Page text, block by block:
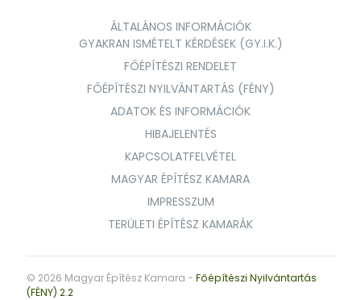
ÁLTALÁNOS INFORMÁCIÓK
GYAKRAN ISMÉTELT KÉRDÉSEK (GY.I.K.)
FŐÉPÍTÉSZI RENDELET
FŐÉPÍTÉSZI NYILVÁNTARTÁS (FÉNY)
ADATOK ÉS INFORMÁCIÓK
HIBAJELENTÉS
KAPCSOLATFELVÉTEL
MAGYAR ÉPÍTÉSZ KAMARA
IMPRESSZUM
TERÜLETI ÉPÍTÉSZ KAMARÁK
© 2026 Magyar Építész Kamara - Főépítészi Nyilvántartás
(FÉNY) 2.2